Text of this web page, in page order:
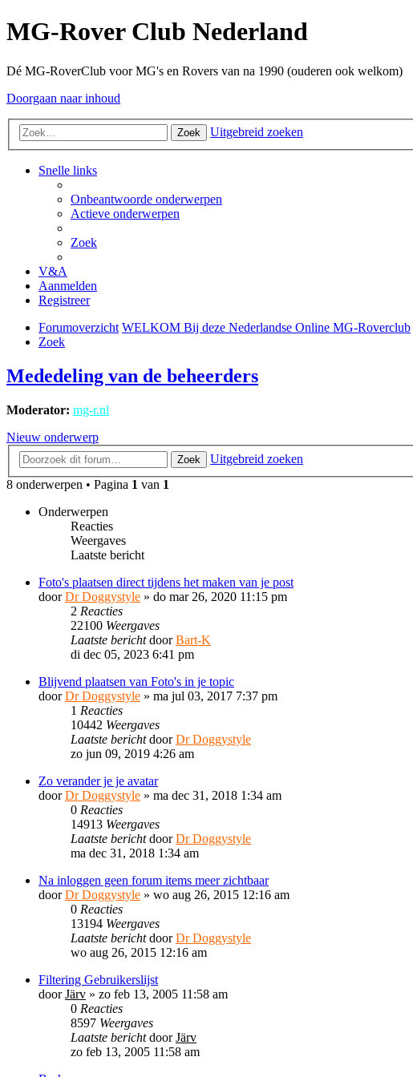
MG-Rover Club Nederland
Dé MG-RoverClub voor MG's en Rovers van na 1990 (ouderen ook welkom)
Doorgaan naar inhoud
Zoek Uitgebreid zoeken
Snelle links
Onbeantwoorde onderwerpen
Actieve onderwerpen
Zoek
V&A
Aanmelden
Registreer
Forumoverzicht WELKOM Bij deze Nederlandse Online MG-Roverclub
Zoek
Mededeling van de beheerders
Moderator: mg-r.nl
Nieuw onderwerp
Zoek
Uitgebreid zoeken
8 onderwerpen • Pagina 1 van 1
Onderwerpen
Reacties
Weergaves
Laatste bericht
Foto's plaatsen direct tijdens het maken van je post
doorDr Doggystyle » do mar 26, 2020 11:15 pm
2 Reacties
22100 Weergaves
Laatste berichtdoorBart-K
di dec 05, 2023 6:41 pm
Blijvend plaatsen van Foto's in je topic
doorDr Doggystyle » ma jul 03, 2017 7:37 pm
1 Reacties
10442 Weergaves
Laatste berichtdoorDr Doggystyle
zo jun 09, 2019 4:26 am
Zo verander je je avatar
doorDr Doggystyle » ma dec 31, 2018 1:34 am
0 Reacties
14913 Weergaves
Laatste berichtdoorDr Doggystyle
ma dec 31, 2018 1:34 am
Na inloggen geen forum items meer zichtbaar
doorDr Doggystyle » wo aug 26, 2015 12:16 am
0 Reacties
13194 Weergaves
Laatste berichtdoorDr Doggystyle
wo aug 26, 2015 12:16 am
Filtering Gebruikerslijst
doorJärv » zo feb 13, 2005 11:58 am
0 Reacties
8597 Weergaves
Laatste berichtdoorJärv
zo feb 13, 2005 11:58 am